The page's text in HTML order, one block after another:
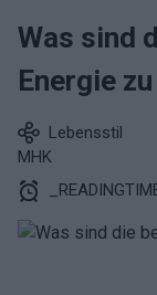
Was sind
Energie
Lebensstil
MHK